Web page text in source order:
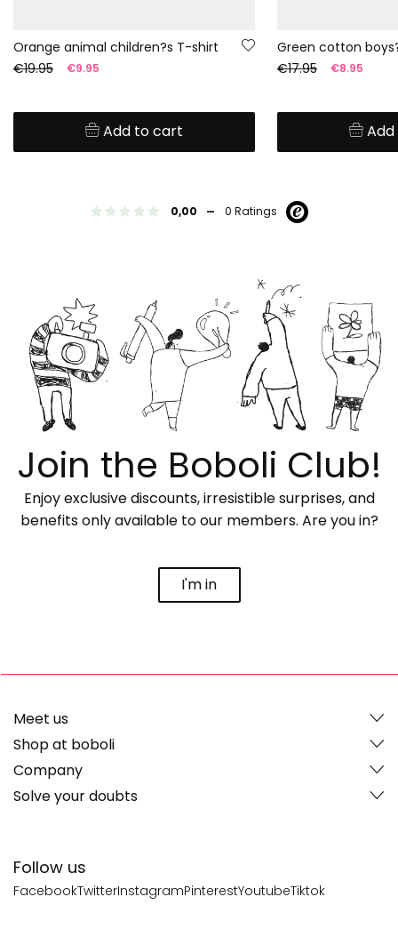
Orange animal children?s T-shirt
€19.95
€9.95
Add to cart
Green cotton
€17.95
€8.95
0,00 - 0 Ratings
Join the Boboli Club!
Enjoy exclusive discounts, irresistible surprises, and
benefits only available to our members. Are you in?
I'm in
Follow us
FacebookTwitterInstagramPinterestYoutubeTiktok
Meet us
Shop at boboli
Company
Solve your doubts